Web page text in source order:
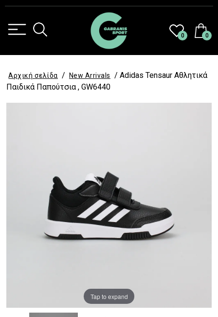
0 0
Αρχική σελίδα / New Arrivals
/ Adidas Tensaur Αθλητικά
Παιδικά Παπούτσια , GW6440
Tap to expand